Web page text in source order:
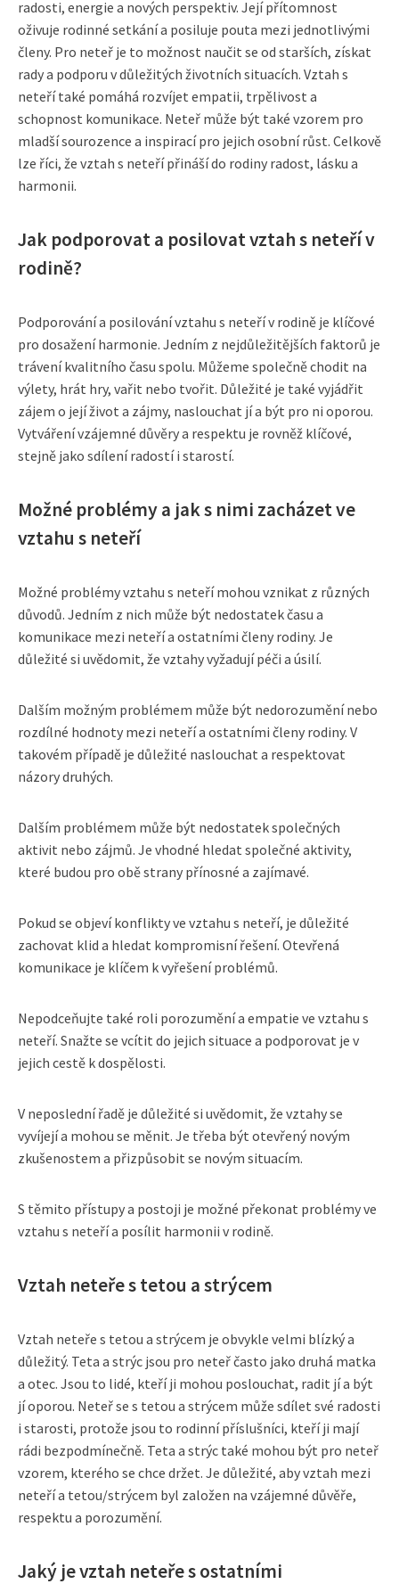
radosti, energie a nových perspektiv. Její přítomnost
oživuje rodinné setkání a posiluje pouta mezi jednotlivými
členy. Pro neteř je to možnost naučit se od starších, získat
rady a podporu v důležitých životních situacích. Vztah s
neteří také pomáhá rozvíjet empatii, trpělivost a
schopnost komunikace. Neteř může být také vzorem pro
mladší sourozence a inspirací pro jejich osobní růst. Celkově
lze říci, že vztah s neteří přináší do rodiny radost, lásku a
harmonii.
Jak podporovat a posilovat vztah s neteří v
rodině?
Podporování a posilování vztahu s neteří v rodině je klíčové
pro dosažení harmonie. Jedním z nejdůležitějších faktorů je
trávení kvalitního času spolu. Můžeme společně chodit na
výlety, hrát hry, vařit nebo tvořit. Důležité je také vyjádřit
zájem o její život a zájmy, naslouchat jí a být pro ni oporou.
Vytváření vzájemné důvěry a respektu je rovněž klíčové,
stejně jako sdílení radostí i starostí.
Možné problémy a jak s nimi zacházet ve
vztahu s neteří
Možné problémy vztahu s neteří mohou vznikat z různých
důvodů. Jedním z nich může být nedostatek času a
komunikace mezi neteří a ostatními členy rodiny. Je
důležité si uvědomit, že vztahy vyžadují péči a úsilí.
Dalším možným problémem může být nedorozumění nebo
rozdílné hodnoty mezi neteří a ostatními členy rodiny. V
takovém případě je důležité naslouchat a respektovat
názory druhých.
Dalším problémem může být nedostatek společných
aktivit nebo zájmů. Je vhodné hledat společné aktivity,
které budou pro obě strany přínosné a zajímavé.
Pokud se objeví konflikty ve vztahu s neteří, je důležité
zachovat klid a hledat kompromisní řešení. Otevřená
komunikace je klíčem k vyřešení problémů.
Nepodceňujte také roli porozumění a empatie ve vztahu s
neteří. Snažte se vcítit do jejich situace a podporovat je v
jejich cestě k dospělosti.
V neposlední řadě je důležité si uvědomit, že vztahy se
vyvíjejí a mohou se měnit. Je třeba být otevřený novým
zkušenostem a přizpůsobit se novým situacím.
S těmito přístupy a postoji je možné překonat problémy ve
vztahu s neteří a posílit harmonii v rodině.
Vztah neteře s tetou a strýcem
Vztah neteře s tetou a strýcem je obvykle velmi blízký a
důležitý. Teta a strýc jsou pro neteř často jako druhá matka
a otec. Jsou to lidé, kteří ji mohou poslouchat, radit jí a být
jí oporou. Neteř se s tetou a strýcem může sdílet své radosti
i starosti, protože jsou to rodinní příslušníci, kteří ji mají
rádi bezpodmínečně. Teta a strýc také mohou být pro neteř
vzorem, kterého se chce držet. Je důležité, aby vztah mezi
neteří a tetou/strýcem byl založen na vzájemné důvěře,
respektu a porozumění.
Jaký je vztah neteře s ostatními